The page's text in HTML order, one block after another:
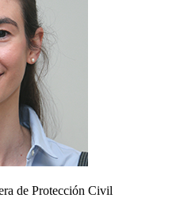
de Protección Civil